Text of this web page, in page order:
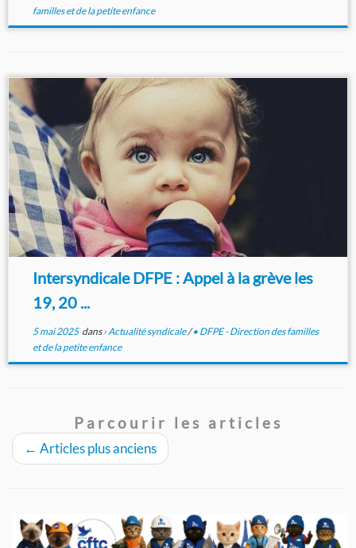
familles et de la petite enfance
Intersyndicale DFPE : Appel à la grève les
19, 20 ...
5 mai 2025dans› Actualité syndicale/• DFPE - Direction des familles
et de la petite enfance
Parcourir les articles
← Articles plus anciens